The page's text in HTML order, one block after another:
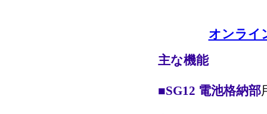
オンライ
主な機能
■SG12 電池格納部